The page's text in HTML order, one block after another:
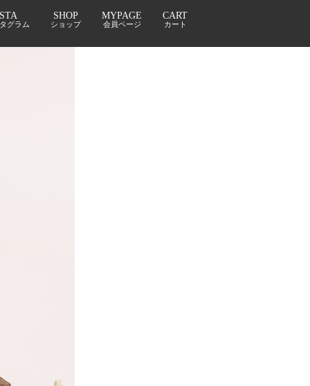
グラム
SHOP
ショップ
MYPAGE
会員ページ
CART
カート